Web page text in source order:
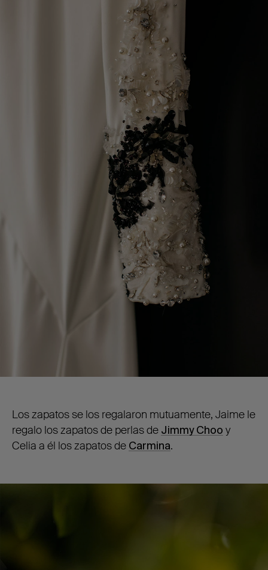
Los zapatos se los regalaron mutuamente, Jaime le
regalo los zapatos de perlas de Jimmy Choo y
Celia a él los zapatos de Carmina.